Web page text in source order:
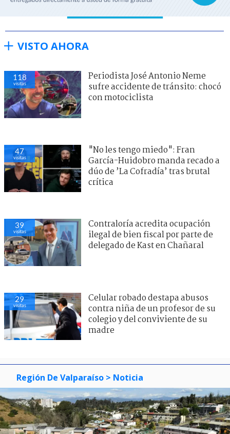
VISTO AHORA
118
visitas
Periodista José Antonio Neme
sufre accidente de tránsito: chocó
con motociclista
47
visitas
"No les tengo miedo": Fran
García-Huidobro manda recado a
dúo de ’La Cofradía’ tras brutal
crítica
39
visitas
Contraloría acredita ocupación
ilegal de bien fiscal por parte de
delegado de Kast en Chañaral
29
visitas
Celular robado destapa abusos
contra niña de un profesor de su
colegio y del conviviente de su
madre
Región De Valparaíso > Noticia